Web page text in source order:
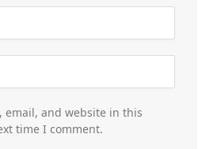
email, and website in this
time I comment.